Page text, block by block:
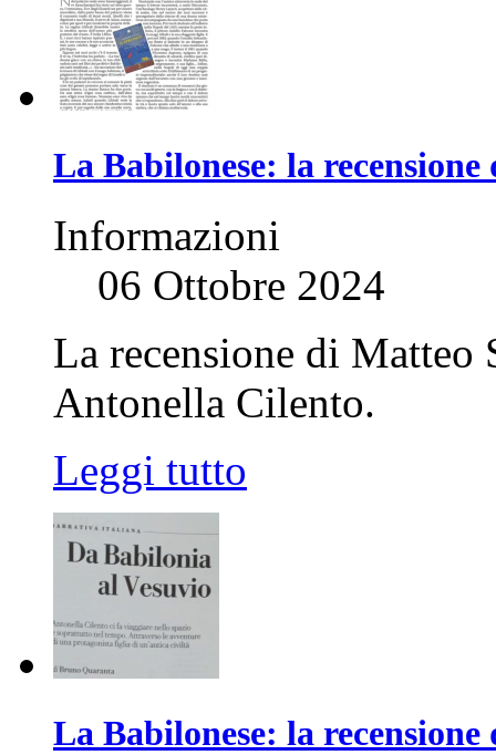
La Babilonese: la
Informazioni
06 Ottobre 2024
La recensione di
Antonella Cilento.
Leggi tutto
La Babilonese: la